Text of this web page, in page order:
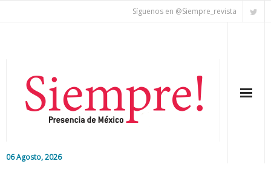
Síguenos en @Siempre_revista
06 Agosto, 2026